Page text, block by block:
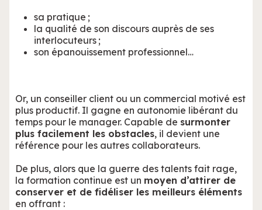
sa pratique ;
la qualité de son discours auprès de ses
interlocuteurs ;
son épanouissement professionnel…
Or, un conseiller client ou un commercial motivé est
plus productif. Il gagne en autonomie libérant du
temps pour le manager. Capable de surmonter
plus facilement les obstacles, il devient une
référence pour les autres collaborateurs.
De plus, alors que la guerre des talents fait rage,
la formation continue est un moyen d’attirer de
conserver et de fidéliser les meilleurs éléments
en offrant :